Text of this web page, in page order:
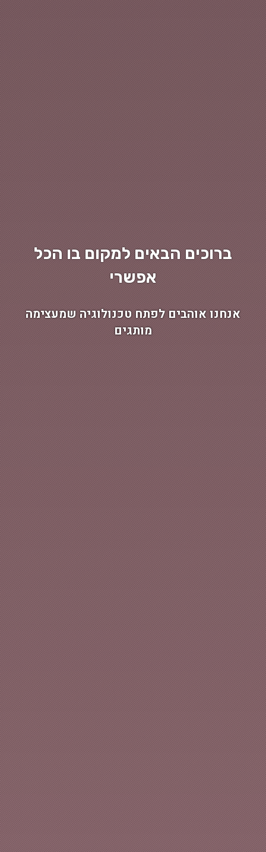
ברוכים הבאים למקום בו הכל
אפשרי
אנחנו אוהבים לפתח טכנולוגיה שמחזקת את
הקשר עם הלקוח